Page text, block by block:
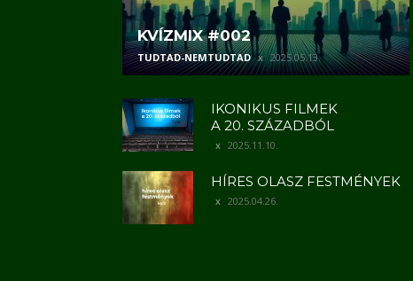
KVÍZMIX #002
TUDTAD-NEMTUDTAD 2025.05.13.
IKONIKUS FILMEK
A 20. SZÁZADBÓL
2025.11.10.
HÍRES OLASZ FESTMÉNYEK
2025.04.26.